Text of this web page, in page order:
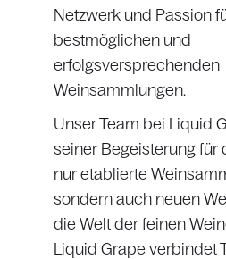
Netzwerk und Passion
bestmöglichen und
erfolgsversprechenden
Weinsammlungen.
Unser Team bei Liquid
seiner Begeisterung für
nur etablierte
sondern auch neuen
die Welt der feinen
Liquid Grape verbindet